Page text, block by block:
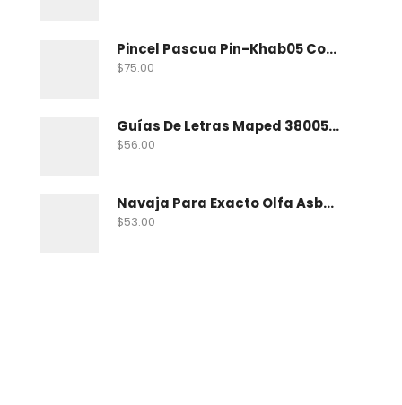
Pincel Pascua Pin-Khab05 Con 15
$75.00
Guías De Letras Maped 38005 No. 5
$56.00
Navaja Para Exacto Olfa Asbb-10 C/10 Nav
$53.00